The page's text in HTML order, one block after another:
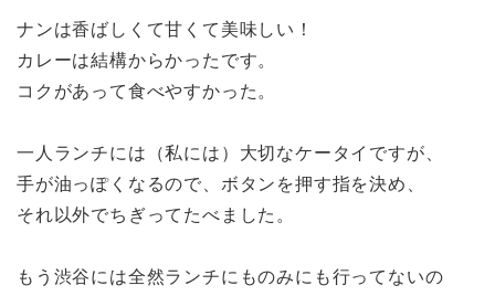
ナンは香ばしくて甘くて美味しい！
カレーは結構からかったです。
コクがあって食べやすかった。
一人ランチには（私には）大切なケータイですが、
手が油っぽくなるので、ボタンを押す指を決め、
それ以外でちぎってたべました。
もう渋谷には全然ランチにものみにも行ってないの